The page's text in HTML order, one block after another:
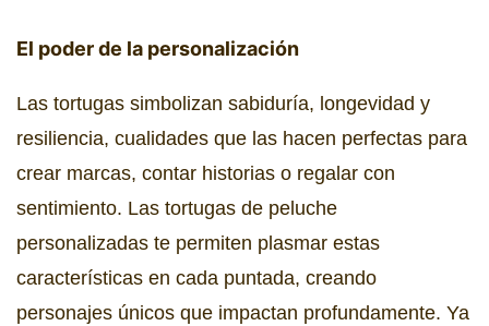
El poder de la personalización
Las tortugas simbolizan sabiduría, longevidad y
resiliencia, cualidades que las hacen perfectas para
crear marcas, contar historias o regalar con
sentimiento. Las tortugas de peluche
personalizadas te permiten plasmar estas
características en cada puntada, creando
personajes únicos que impactan profundamente. Ya